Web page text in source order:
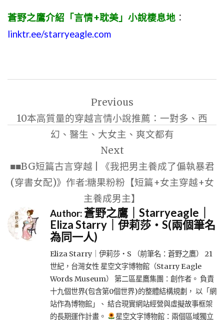
蒼野之鷹介紹「言情+耽美」小說棲息地 ：
linktr.ee/starryeagle.com
導
Previous
10本高質量的穿越言情小說推薦：一對多、西
幻、醫生、大女主、爽文都有
Next
■■BG短篇古言穿越 | 《我把男主養成了偏執暴君
(穿書女配)》作者:糖果粉粉【短篇+女主穿越+女
主養成男主】
Author:蒼野之鷹｜Starryeagle｜
Eliza Starry｜伊莉莎・S(兩個筆名
為同一人)
Eliza Starry｜伊莉莎・S （前筆名：蒼野之鷹） 21
世紀，台灣女性 星空文字博物館（Starry Eagle
Words Museum） 第二區星鷹集團：創作者。 負責
十九個世界(包含第0個世界)的整體結構規劃， 以「網
站作為博物館」、 結合現實網站經營與虛擬故事框架
的長期運作計畫。
星空文字博物館：兩個區域獨立